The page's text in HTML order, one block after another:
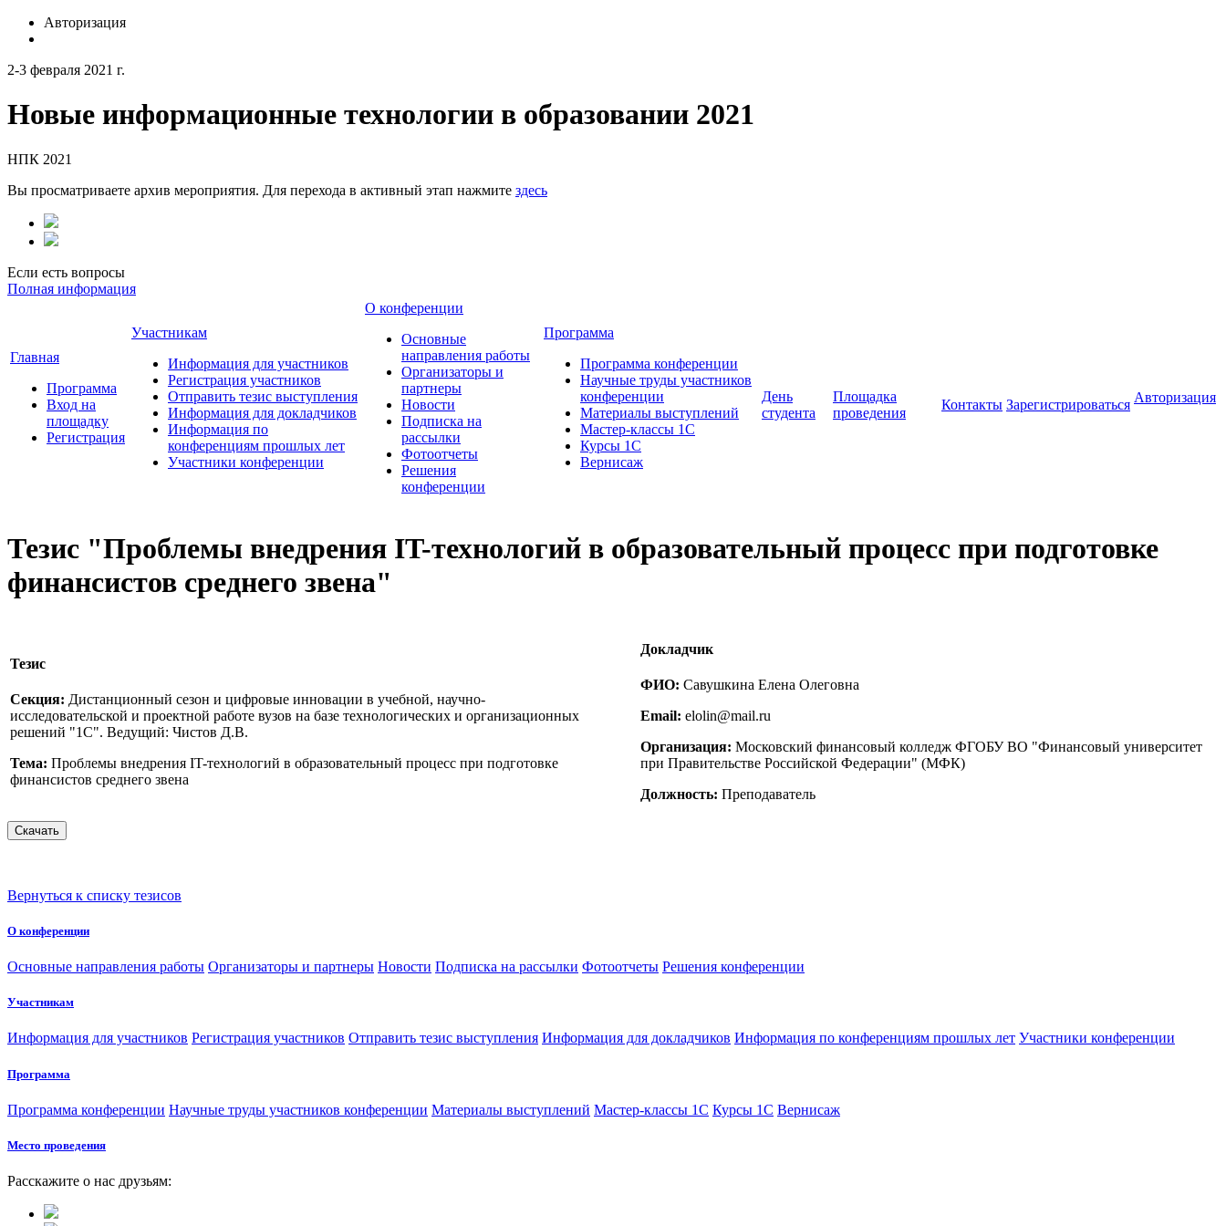
Авторизация
2-3 февраля 2021 г.
Новые информационные технологии в образовании 2021
НПК 2021
Вы просматриваете архив мероприятия. Для перехода в активный этап нажмите здесь
Если есть вопросы
Полная информация
Главная
Программа
Вход на
площадку
Регистрация
Участникам
Информация для участников
Регистрация участников
Отправить тезис выступления
Информация для докладчиков
Информация по
конференциям прошлых лет
Участники конференции
О конференции
Основные
направления работы
Организаторы и
партнеры
Новости
Подписка на
рассылки
Фотоотчеты
Решения
конференции
Программа
Программа конференции
Научные труды участников
конференции
Материалы выступлений
Мастер-классы 1С
Курсы 1С
Вернисаж
День
студента
Площадка
проведения
Контакты Зарегистрироваться Авторизация
Тезис "Проблемы внедрения IT-технологий в образовательный процесс при подготовке
финансистов среднего звена"
Тезис
Секция: Дистанционный сезон и цифровые инновации в учебной, научно-
исследовательской и проектной работе вузов на базе технологических и организационных
решений "1С". Ведущий: Чистов Д.В.
Тема: Проблемы внедрения IT-технологий в образовательный процесс при подготовке
финансистов среднего звена
Докладчик
ФИО: Савушкина Елена Олеговна
Email: elolin@mail.ru
Организация: Московский финансовый колледж ФГОБУ ВО "Финансовый университет
при Правительстве Российской Федерации" (МФК)
Должность: Преподаватель
Вернуться к списку тезисов
О конференции
Основные направления работы Организаторы и партнеры Новости Подписка на рассылки Фотоотчеты Решения конференции
Участникам
Информация для участников Регистрация участников Отправить тезис выступления Информация для докладчиков Информация по конференциям прошлых лет Участники конференции
Программа
Программа конференции Научные труды участников конференции Материалы выступлений Мастер-классы 1С Курсы 1С Вернисаж
Место проведения
Расскажите о нас друзьям: